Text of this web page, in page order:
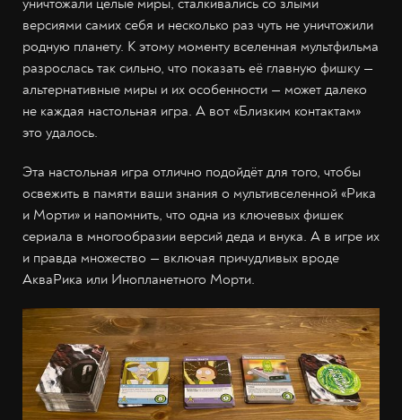
версиями самих себя и несколько раз чуть не уничтожили
родную планету. К этому моменту вселенная мультфильма
разрослась так сильно, что показать её главную фишку —
альтернативные миры и их особенности — может далеко
не каждая настольная игра. А вот «Близким контактам»
это удалось.
Эта настольная игра отлично подойдёт для того, чтобы
освежить в памяти ваши знания о мультивселенной «Рика
и Морти» и напомнить, что одна из ключевых фишек
сериала в многообразии версий деда и внука. А в игре их
и правда множество — включая причудливых вроде
АкваРика или Инопланетного Морти.